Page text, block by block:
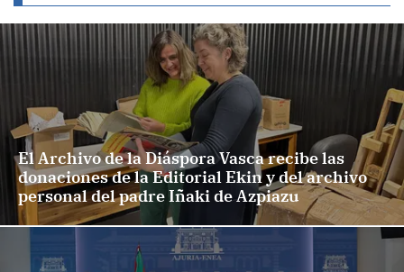
El Archivo de la Diáspora Vasca recibe las
donaciones de la Editorial Ekin y del archivo
personal del padre Iñaki de Azpiazu